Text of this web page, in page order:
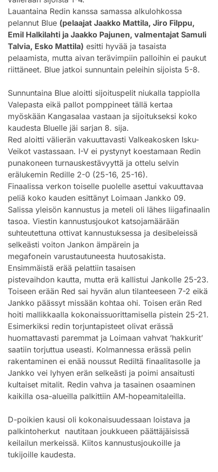
Lauantaina Redin kanssa samassa alkulohkossa
pelannut Blue (pelaajat Jaakko Mattila, Jiro Filppu,
Emil Halkilahti ja Jaakko Pajunen, valmentajat Samuli
Talvia, Esko Mattila) esitti hyvää ja tasaista
pelaamista, mutta aivan terävimpiin palloihin ei paukut
riittäneet. Blue jatkoi sunnuntain peleihin sijoista 5-8.
Sunnuntaina Blue aloitti sijoituspelit niukalla tappiolla
Valepasta eikä pallot pomppineet tällä kertaa
myöskään Kangasalaa vastaan ja sijoitukseksi koko
kaudesta Bluelle jäi sarjan 8. sija.
Red aloitti välierän vakuuttavasti Valkeakosken Isku-
Veikot vastassaan. I-V ei pystynyt koestamaan Redin
punakoneen turnauskestävyyttä ja ottelu selvin
erälukemin Redille 2-0 (25-16, 25-16).
Finaalissa verkon toiselle puolelle asettui vakuuttavaa
peliä koko kauden esittänyt Loimaan Jankko 09.
Salissa yleisön kannustus ja meteli oli lähes liigafinaalin
tasoa. Viestin kannustusjoukot katsojamäärään
suhteutettuna ottivat kannustuksessa ja desibeleissä
selkeästi voiton Jankon ämpärein ja
megafonein varustautuneesta huutosakista.
Ensimmäistä erää pelattiin tasaisen
pistevaihdon kautta, mutta erä kallistui Jankolle 25-23.
Toiseen erään Red sai hyvän alun tilanteeseen 7-2 eikä
Jankko päässyt missään kohtaa ohi. Toisen erän Red
hoiti mallikkaalla kokonaissuorittamisella pistein 25-21.
Esimerkiksi redin torjuntapisteet olivat erässä
huomattavasti paremmat ja Loimaan vahvat ’hakkurit’
saatiin torjuttua useasti. Kolmannessa erässä pelin
rakentaminen ei enää noussut Rediltä finaalitasolle ja
Jankko vei lyhyen erän selkeästi ja poimi ansaitusti
kultaiset mitalit. Redin vahva ja tasainen osaaminen
kaikilla osa-alueilla palkittiin AM-hopeamitaleilla.
D-poikien kausi oli kokonaisuudessaan loistava ja
palkintoherkut nautitaan joukkueen päättäjäisissä
keilailun merkeissä. Kiitos kannustusjoukoille ja
tukijoille kaudesta.